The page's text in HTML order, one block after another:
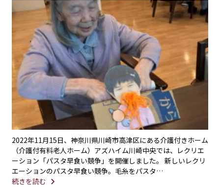
2022年11月15日、神奈川県川崎市高津区にある介護付きホーム
（介護付有料老人ホーム）アズハイム川崎中央では、レクリエ
ーション「パスタ早食い競争」を開催しました。 新しいレクリ
エーションのパスタ早食い競争。毛糸をパスタ…
続きを読む